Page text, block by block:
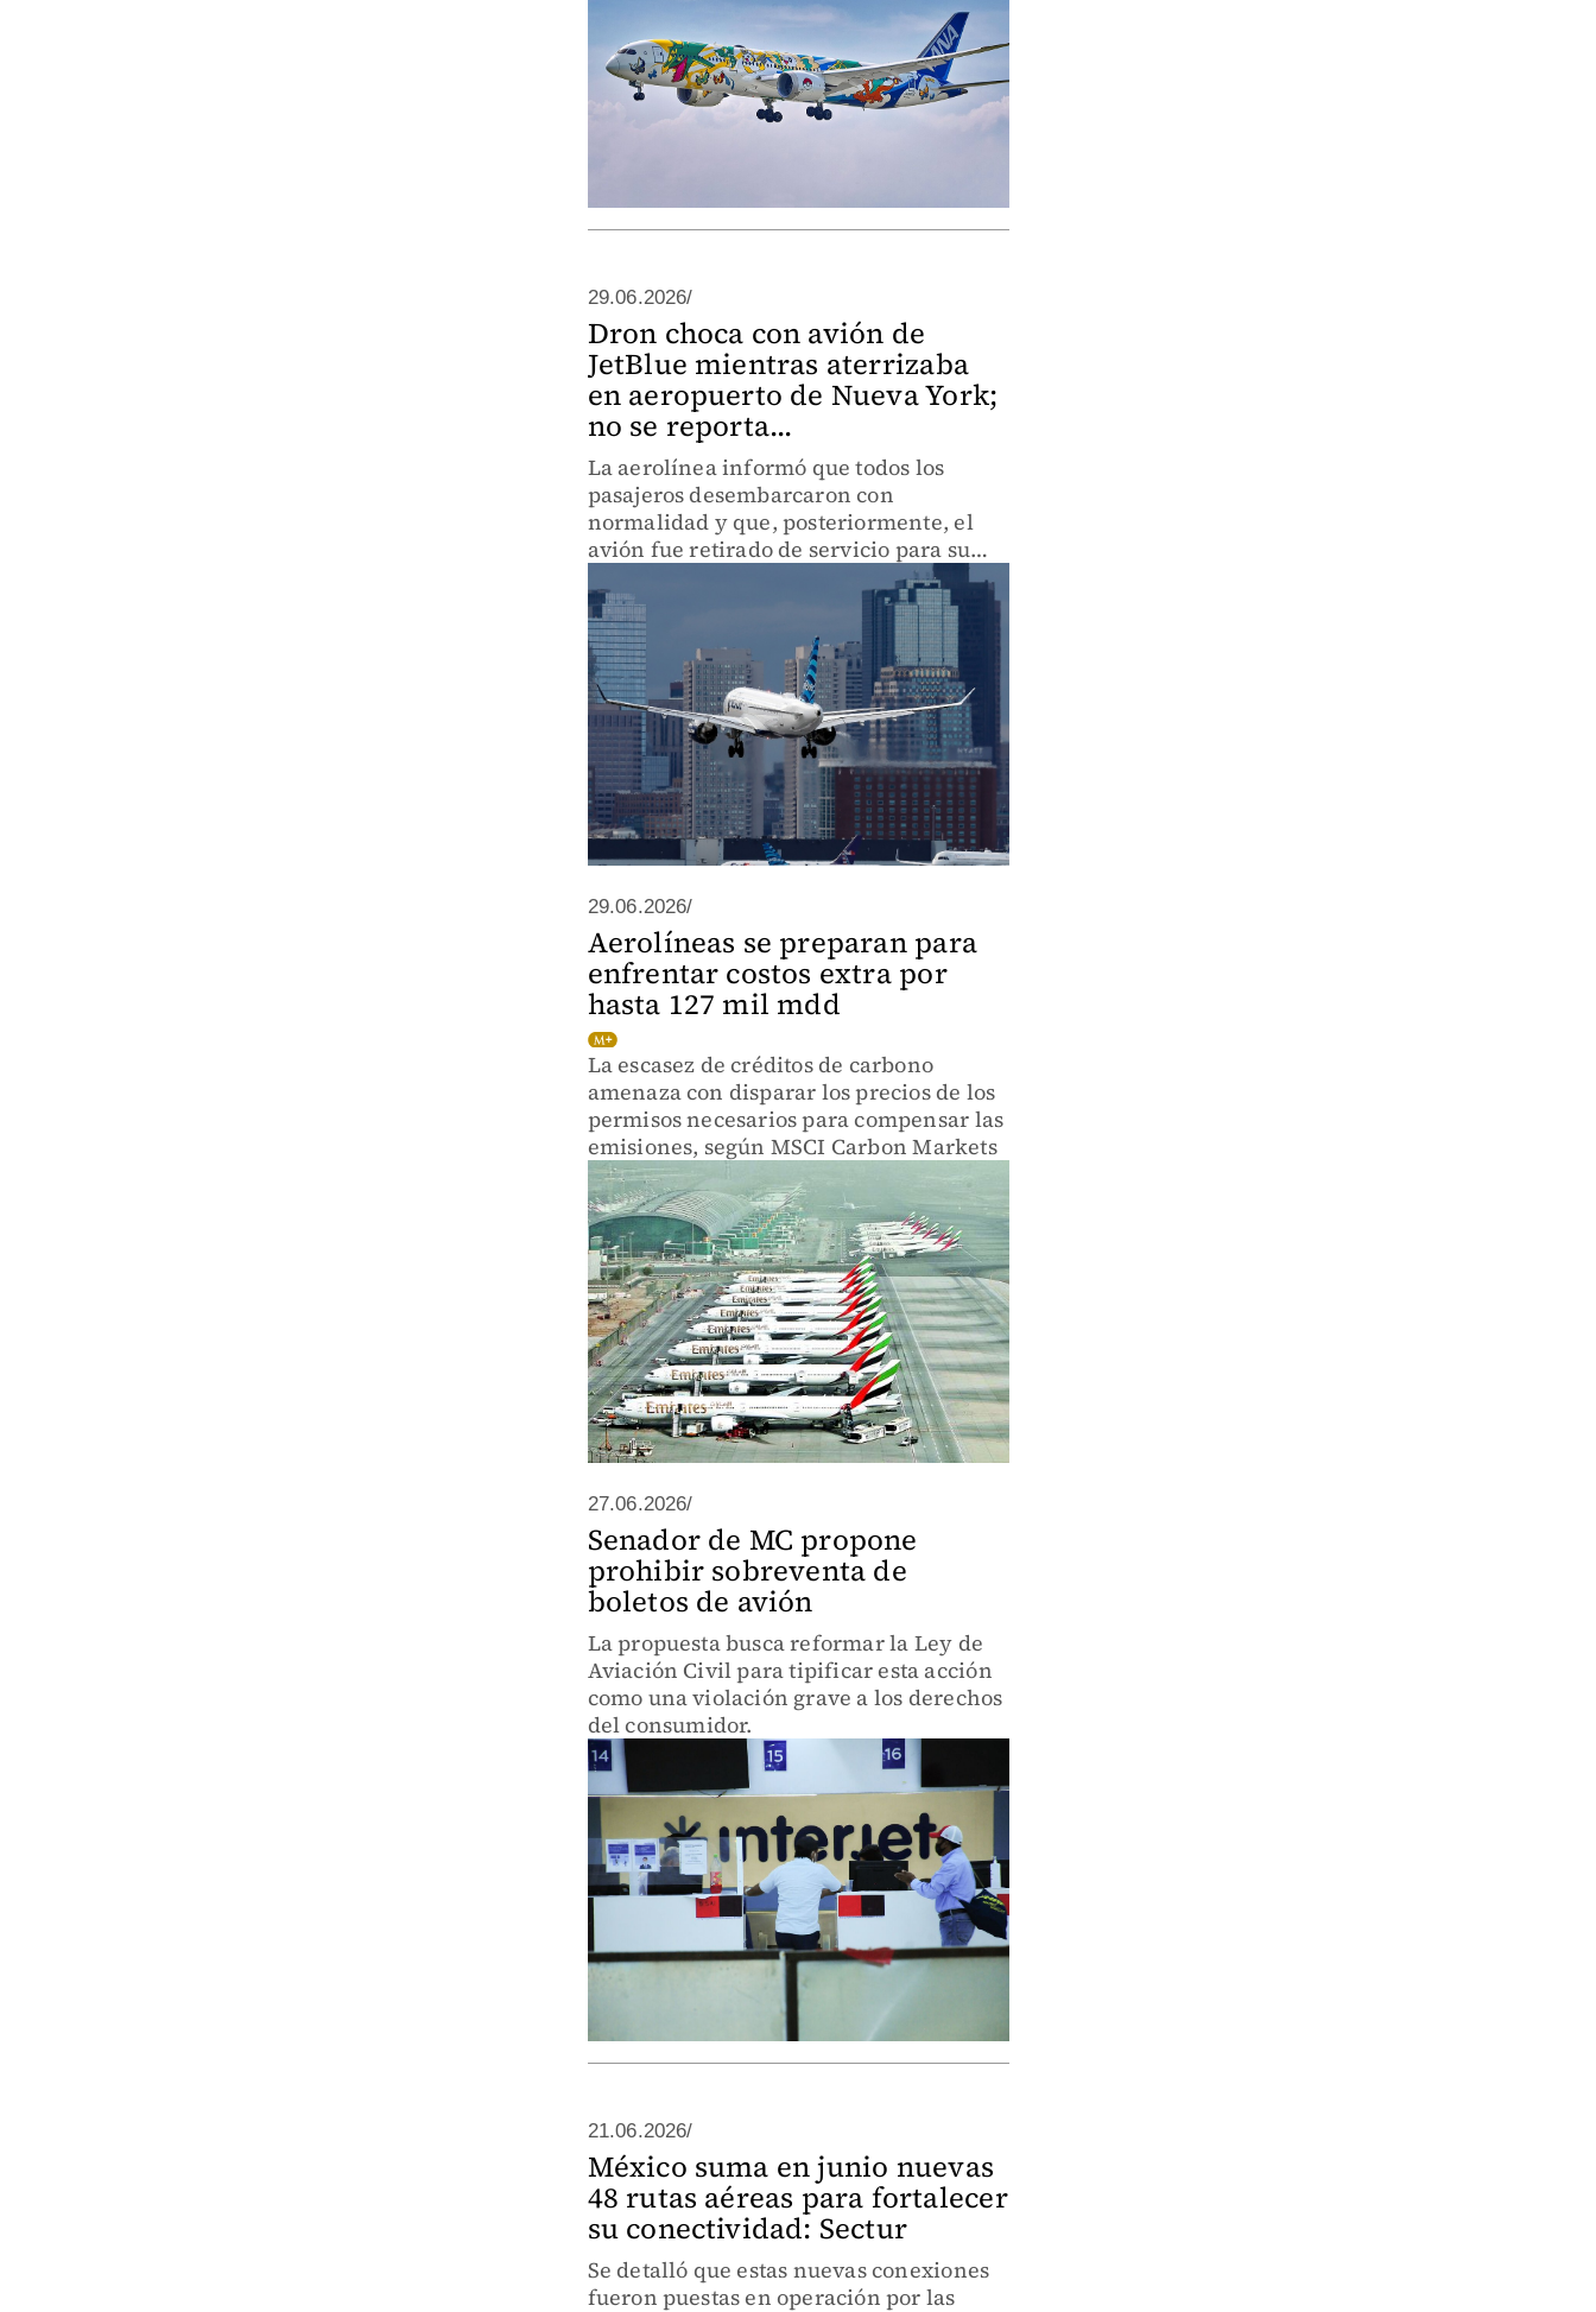
29.06.2026/
Dron choca con avión de
JetBlue mientras aterrizaba
en aeropuerto de Nueva York;
no se reporta...
La aerolínea informó que todos los
pasajeros desembarcaron con
normalidad y que, posteriormente, el
avión fue retirado de servicio para su
29.06.2026/
Aerolíneas se preparan para
enfrentar costos extra por
hasta 127 mil mdd
La escasez de créditos de carbono
amenaza con disparar los precios de los
permisos necesarios para compensar las
emisiones, según MSCI Carbon Markets
27.06.2026/
Senador de MC propone
prohibir sobreventa de
boletos de avión
La propuesta busca reformar la Ley de
Aviación Civil para tipificar esta acción
como una violación grave a los derechos
del consumidor.
21.06.2026/
México suma en junio nuevas
48 rutas aéreas para fortalecer
su conectividad: Sectur
Se detalló que estas nuevas conexiones
fueron puestas en operación por las